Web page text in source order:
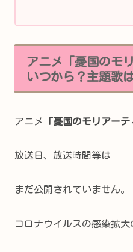
アニメ「憂国のモ
いつから？主題歌
アニメ 「憂国のモリアーテ
放送日、放送時間等は
まだ公開されていません。
コロナウイルスの感染拡大